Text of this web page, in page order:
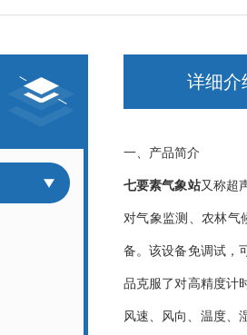
详细介
一、产品简介
七要素气象站又称超
对气象监测、农林气
备。该设备免调试，
品克服了对高精度计
风速、风向、温度、